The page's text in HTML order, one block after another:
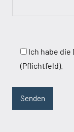
Ich habe
(Pflichtfeld).